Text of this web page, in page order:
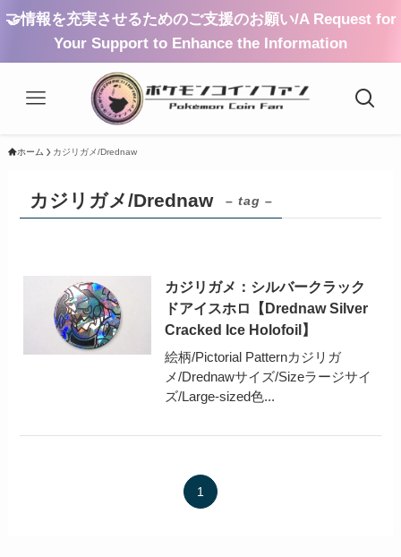
🤝情報を充実させるためのご支援のお願い/A Request for
Your Support to Enhance the Information
ホーム カジリガメ/Drednaw
カジリガメ/Drednaw – tag –
カジリガメ：シルバークラック
ドアイスホロ【Drednaw Silver
Cracked Ice Holofoil】
絵柄/Pictorial Patternカジリガ
メ/Drednawサイズ/Sizeラージサイ
ズ/Large-sized色...
1